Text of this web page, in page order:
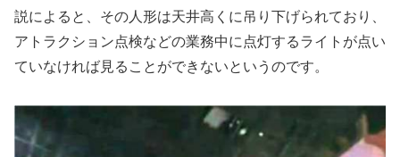
説によると、その人形は天井高くに吊り下げられており、
アトラクション点検などの業務中に点灯するライトが点い
ていなければ見ることができないというのです。